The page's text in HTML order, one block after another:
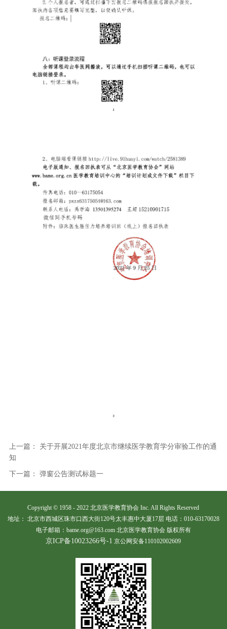
上一篇：
关于开展2021年度北京市继续医学教育学分审验工作的通
知
下一篇： 弹窗公告测试标题一
Copyright © 1958 - 2022 北京医学教育协会 Inc. All Rights Reserved
地址： 北京市西城区珠市口西大街120号太丰惠中大厦17层 电话：010-63170028
电子邮箱：bame.org@163.com 北京医学教育协会 版权所有
京ICP备10023266号-1 京公网安备110102002609